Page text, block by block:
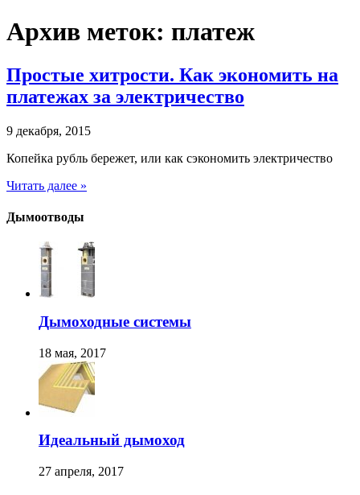
Архив меток: платеж
Простые хитрости. Как экономить на
платежах за электричество
9 декабря, 2015
Копейка рубль бережет, или как сэкономить электричество
Читать далее »
Дымоотводы
Дымоходные системы
18 мая, 2017
Идеальный дымоход
27 апреля, 2017